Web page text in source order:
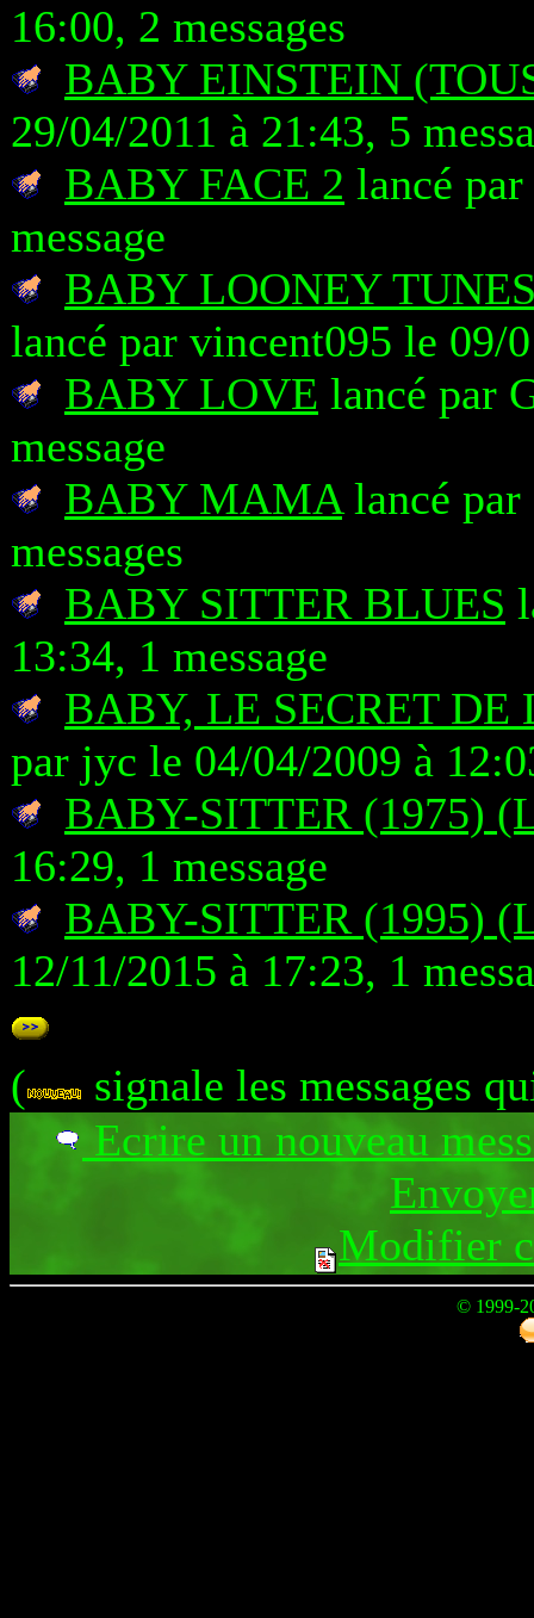
16:00, 2 messages
BABY EINSTEIN
29/04/2011 à 21:43, 5
BABY FACE 2 lancé
message
BABY LOONEY
lancé par vincent095 le 09/
BABY LOVE lancé par
message
BABY MAMAlancé par
messages
BABY SITTER BLUES
13:34, 1 message
BABY, LE SECRET
par jyc le 04/04/2009 à
BABY-SITTER (1975)
16:29, 1 message
BABY-SITTER (1995)
12/11/2015 à 17:23, 1
(
signale les messages
Ecrire un nouveau
Modifier
© 1999-